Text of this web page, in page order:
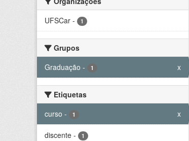
UFSCar - 1
Grupos
Graduação - 1 x
Etiquetas
curso - 1 x
discente - 1